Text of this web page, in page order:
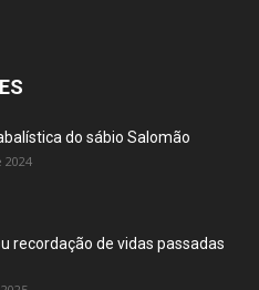
do sábio Salomão
2024
recordação de vidas passadas